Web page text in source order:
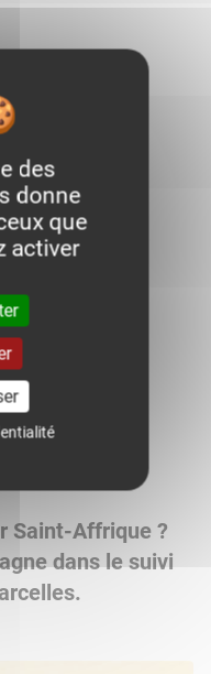
1016.0
2026 à 03h
Saint-Affrique ?
dans le suivi
des
donne
que
activer